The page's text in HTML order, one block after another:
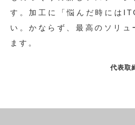
す。加工に「悩んだ時には
い。かならず、最高のソリュ
ます。
代表取